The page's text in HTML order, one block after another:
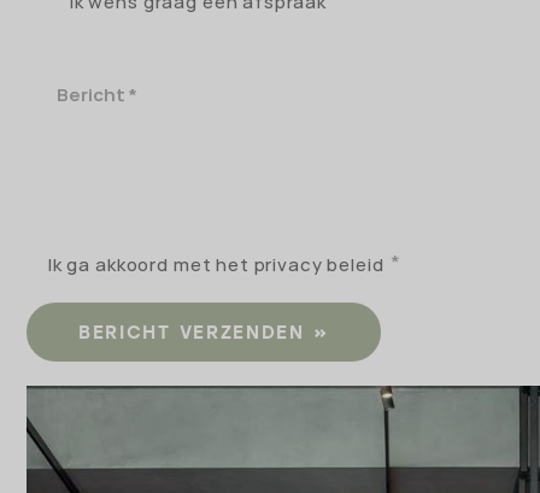
Bericht
Ik ga akkoord met het privacy beleid
BERICHT VERZENDEN